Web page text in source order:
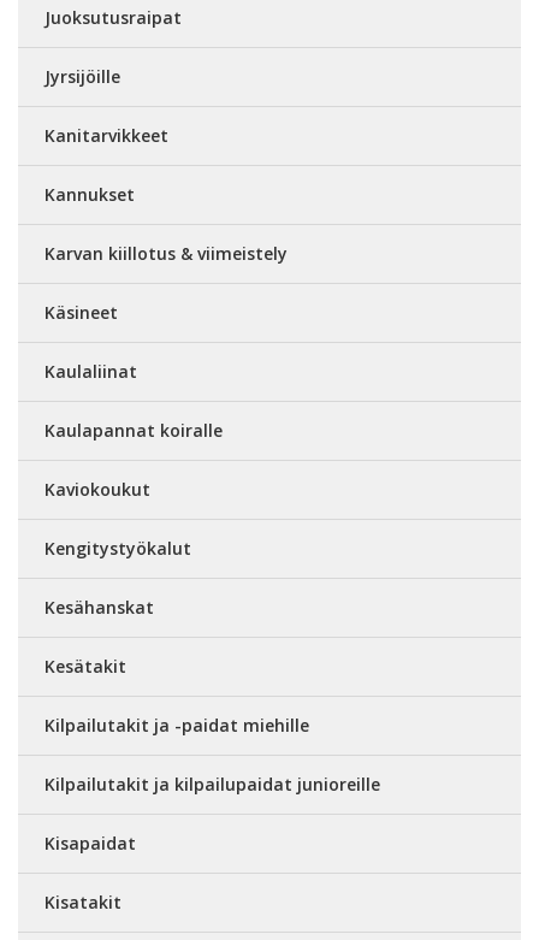
Juoksutusraipat
Jyrsijöille
Kanitarvikkeet
Kannukset
Karvan kiillotus & viimeistely
Käsineet
Kaulaliinat
Kaulapannat koiralle
Kaviokoukut
Kengitystyökalut
Kesähanskat
Kesätakit
Kilpailutakit ja -paidat miehille
Kilpailutakit ja kilpailupaidat junioreille
Kisapaidat
Kisatakit